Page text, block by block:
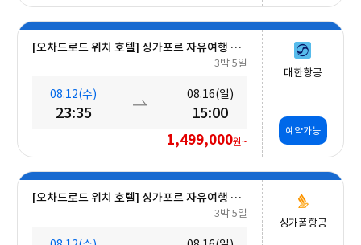
[오차드로드 위치 호텔] 싱가포르 자유여행 5일 #조식포함
3박 5일
08.12(수)
23:35
08.16(일)
15:00
1,499,000원~
대한항공
예약가능
[오차드로드 위치 호텔] 싱가포르 자유여행 5일 #조식포함 #오전출발
3박 5일
싱가폴항공